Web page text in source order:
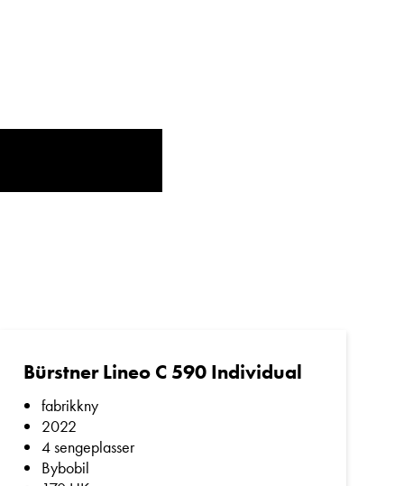
at du får den
av både nye og
bobil eller
ved
Bürstner Lineo C 590 Individual
fabrikkny
2022
4 sengeplasser
Bybobil